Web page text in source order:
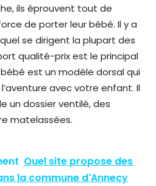
ils éprouvent tout de
de porter leur bébé. Il y a
se dirigent la plupart des
qualité-prix est le principal
est un modèle dorsal qui
avec votre enfant. Il
un dossier ventilé, des
matelassées.
Quel site propose des
la commune d'Annecy